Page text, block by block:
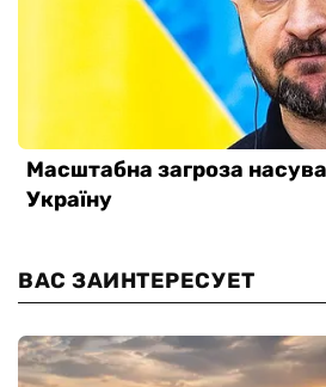
ВАС ЗАИНТЕРЕСУЕТ